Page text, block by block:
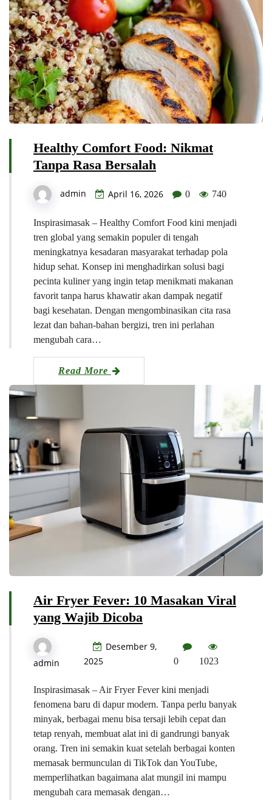
Healthy Comfort Food: Nikmat
Tanpa Rasa Bersalah
admin April 16, 2026 0 740
Inspirasimasak – Healthy Comfort Food kini menjadi
tren global yang semakin populer di tengah
meningkatnya kesadaran masyarakat terhadap pola
hidup sehat. Konsep ini menghadirkan solusi bagi
pecinta kuliner yang ingin tetap menikmati makanan
favorit tanpa harus khawatir akan dampak negatif
bagi kesehatan. Dengan mengombinasikan cita rasa
lezat dan bahan-bahan bergizi, tren ini perlahan
mengubah cara…
Read More
Air Fryer Fever: 10 Masakan Viral
yang Wajib Dicoba
admin
Desember 9,
2025
0 1023
Inspirasimasak – Air Fryer Fever kini menjadi
fenomena baru di dapur modern. Tanpa perlu banyak
minyak, berbagai menu bisa tersaji lebih cepat dan
tetap renyah, membuat alat ini di gandrungi banyak
orang. Tren ini semakin kuat setelah berbagai konten
memasak bermunculan di TikTok dan YouTube,
memperlihatkan bagaimana alat mungil ini mampu
mengubah cara memasak dengan…